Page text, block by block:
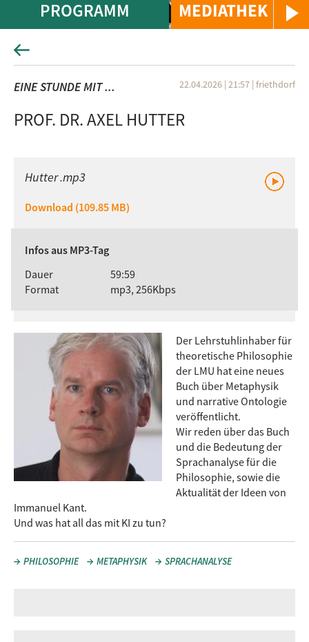
MEDIATHEK
PROGRAMM
EINE STUNDE MIT ... 22.04.2026 | 21:57 | friethdorf
PROF. DR. AXEL HUTTER
Hutter .mp3
Download (109.85 MB)
Infos aus MP3-Tag
Dauer
59:59
Format
mp3, 256Kbps
Der Lehrstuhlinhaber für
theoretische Philosophie
der LMU hat eine neues
Buch über Metaphysik
und narrative Ontologie
veröffentlicht.
Wir reden über das Buch
und die Bedeutung der
Sprachanalyse für die
Philosophie, sowie die
Aktualität der Ideen von
Immanuel Kant.
Und was hat all das mit KI zu tun?
PHILOSOPHIE METAPHYSIK SPRACHANALYSE